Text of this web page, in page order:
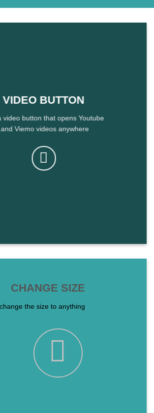
VIDEO BUTTON
video button that opens Youtube
and Viemo videos anywhere.
CHANGE SIZE
the size to anything